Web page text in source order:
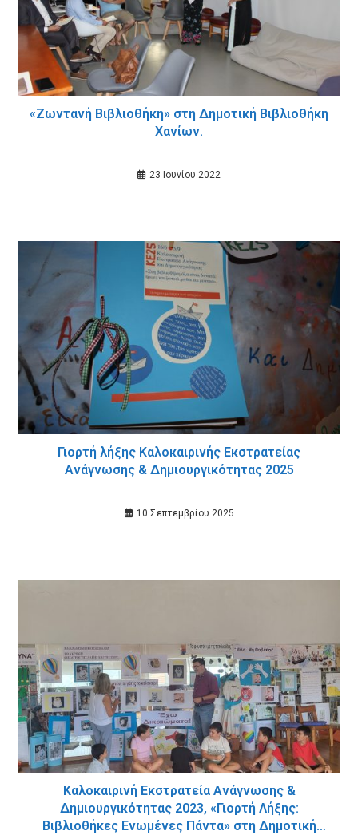
«Ζωντανή Βιβλιοθήκη» στη Δημοτική Βιβλιοθήκη
Χανίων.
23 Ιουνίου 2022
Γιορτή λήξης Καλοκαιρινής Εκστρατείας
Ανάγνωσης & Δημιουργικότητας 2025
10 Σεπτεμβρίου 2025
Καλοκαιρινή Εκστρατεία Ανάγνωσης &
Δημιουργικότητας 2023, «Γιορτή Λήξης:
Βιβλιοθήκες Ενωμένες Πάντα» στη Δημοτική